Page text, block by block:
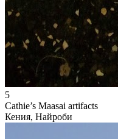
5
Cathie’s Maasai artifacts
Кения, Найроби